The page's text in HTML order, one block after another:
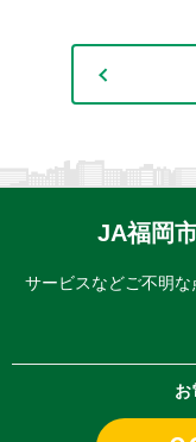
JA福岡
サービスなどご不明な
お